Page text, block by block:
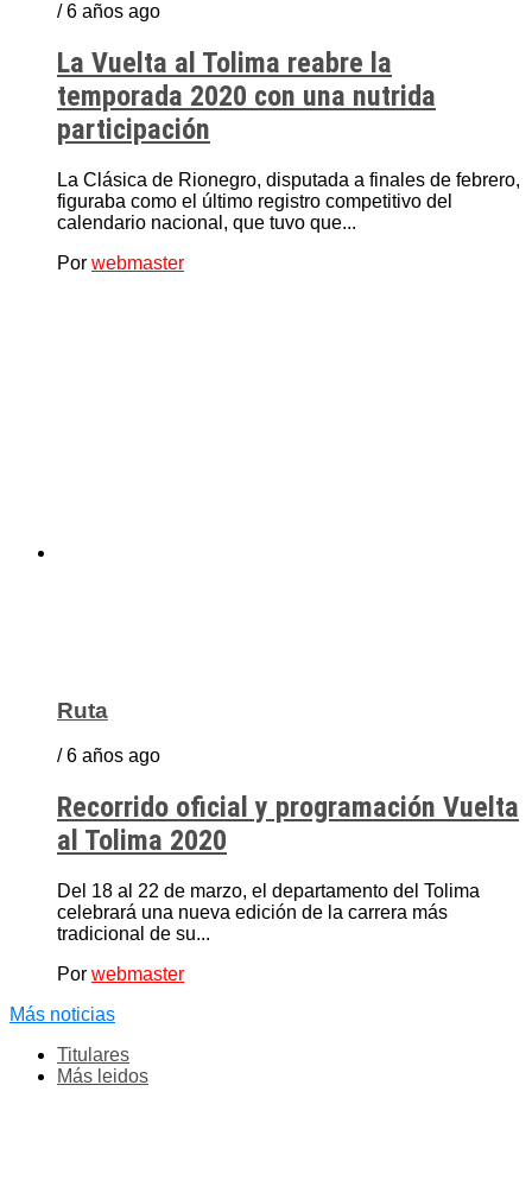
/ 6 años ago
La Vuelta al Tolima reabre la
temporada 2020 con una nutrida
participación
La Clásica de Rionegro, disputada a finales de febrero,
figuraba como el último registro competitivo del
calendario nacional, que tuvo que...
Por webmaster
Ruta
/ 6 años ago
Recorrido oficial y programación Vuelta
al Tolima 2020
Del 18 al 22 de marzo, el departamento del Tolima
celebrará una nueva edición de la carrera más
tradicional de su...
Por webmaster
Más noticias
Titulares
Más leidos